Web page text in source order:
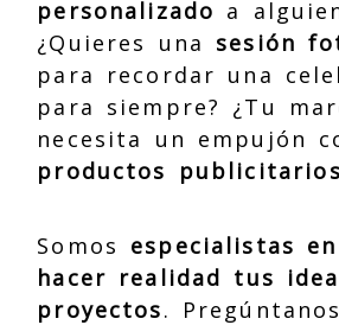
personalizado a
¿Quieres una sesión
para recordar una
para siempre? ¿Tu
necesita un empujón
productos publicitarios
Somos especialistas
hacer realidad tus
proyectos.